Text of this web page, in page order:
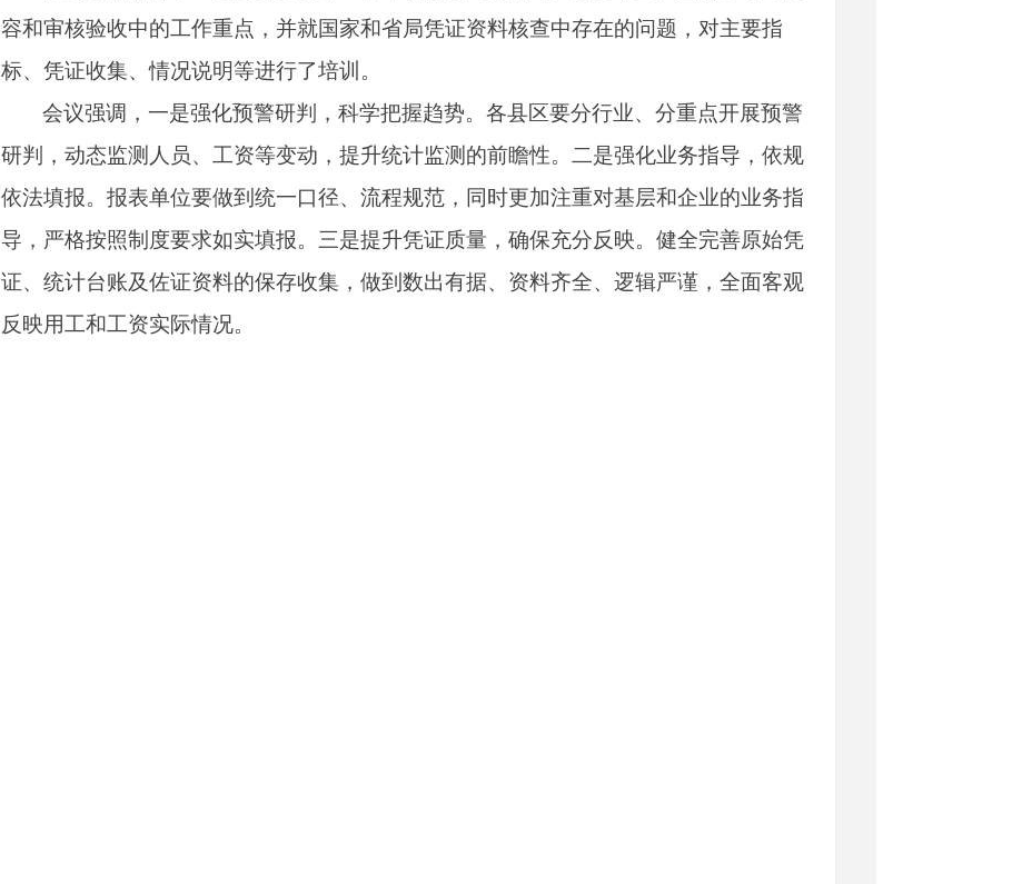
容和审核验收中的工作重点，并就国家和省局凭证资料核查中存在的问题，对主要指
标、凭证收集、情况说明等进行了培训。
会议强调，一是强化预警研判，科学把握趋势。各县区要分行业、分重点开展预警
研判，动态监测人员、工资等变动，提升统计监测的前瞻性。二是强化业务指导，依规
依法填报。报表单位要做到统一口径、流程规范，同时更加注重对基层和企业的业务指
导，严格按照制度要求如实填报。三是提升凭证质量，确保充分反映。健全完善原始凭
证、统计台账及佐证资料的保存收集，做到数出有据、资料齐全、逻辑严谨，全面客观
反映用工和工资实际情况。